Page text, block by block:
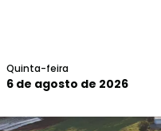
Quinta-feira
6 de agosto de 2026